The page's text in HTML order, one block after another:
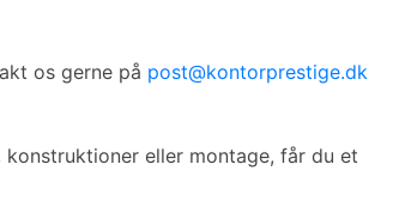
os gerne på post@kontorprestige.dk
eller montage, får du et